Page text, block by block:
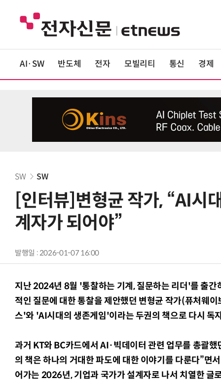
AI·SW 반도체 전자 모빌리티 통신 경제
SW SW
[인터뷰]변형균 작가, “AI시
계자가 되어야”
발행일 : 2026-01-07 16:00
지난 2024년 8월 '통찰하는 기계, 질문하는 리더'를 출간
적인 질문에 대한 통찰을 제안했던 변형균 작가(퓨처웨
스'와 'AI시대의 생존게임'이라는 두권의 책으로 다시 독
과거 KT와 BC카드에서 AI·빅데이터 관련 업무를 총괄했
의 책은 하나의 거대한 파도에 대한 이야기를 다룬다”면
어가는 2026년, 기업과 국가가 설계자로 나서 치열한 글